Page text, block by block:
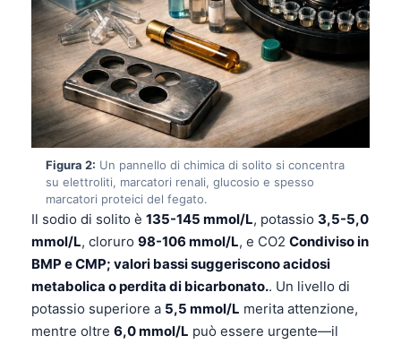
Figura 2: Un pannello di chimica di solito si concentra
su elettroliti, marcatori renali, glucosio e spesso
marcatori proteici del fegato.
Il sodio di solito è 135-145 mmol/L, potassio 3,5-5,0
mmol/L, cloruro 98-106 mmol/L, e CO2 Condiviso in
BMP e CMP; valori bassi suggeriscono acidosi
metabolica o perdita di bicarbonato.. Un livello di
potassio superiore a 5,5 mmol/L merita attenzione,
mentre oltre 6,0 mmol/L può essere urgente—il